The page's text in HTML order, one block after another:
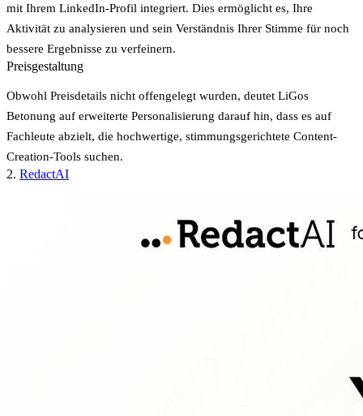
mit Ihrem LinkedIn-Profil integriert. Dies ermöglicht es, Ihre
Aktivität zu analysieren und sein Verständnis Ihrer Stimme für noch
bessere Ergebnisse zu verfeinern.
Preisgestaltung
Obwohl Preisdetails nicht offengelegt wurden, deutet LiGos
Betonung auf erweiterte Personalisierung darauf hin, dass es auf
Fachleute abzielt, die hochwertige, stimmungsgerichtete Content-
Creation-Tools suchen.
2. RedactAI